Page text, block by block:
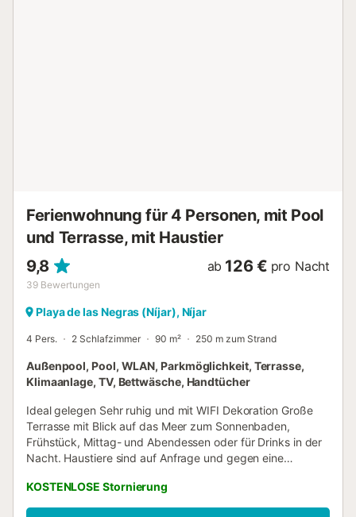
Ferienwohnung für 4 Personen, mit Pool
und Terrasse, mit Haustier
9,8
39 Bewertungen
ab 126 € pro Nacht
Playa de las Negras (Níjar), Níjar
4 Pers. 2 Schlafzimmer 90 m² 250 m zum Strand
Außenpool, Pool, WLAN, Parkmöglichkeit, Terrasse,
Klimaanlage, TV, Bettwäsche, Handtücher
Ideal gelegen Sehr ruhig und mit WIFI Dekoration Große
Terrasse mit Blick auf das Meer zum Sonnenbaden,
Frühstück, Mittag- und Abendessen oder für Drinks in der
Nacht. Haustiere sind auf Anfrage und gegen eine
sehr helle Räume, einen mit großem Doppelbett und einen
mit zwei Betten. Ein Badezimmer und eine Toilette. Eine
KOSTENLOSE Stornierung